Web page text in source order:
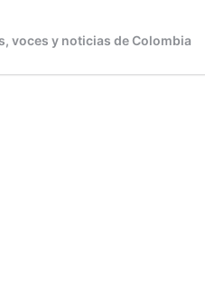
voces y noticias de Colombia